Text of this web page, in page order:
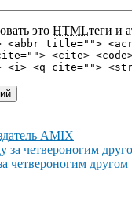
это HTMLтеги и
title="">
<cite>
<i> <q cite="">
AMIX
четвероногим другом